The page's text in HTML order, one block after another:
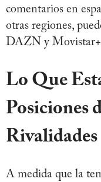
comentarios en
otras regiones,
DAZN y
Lo Que
Posiciones
Rivalidades
A medida que la